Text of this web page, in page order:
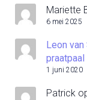
Mariette
6 mei 2025
Leon van
praatpaal
1 juni 2020
Patrick